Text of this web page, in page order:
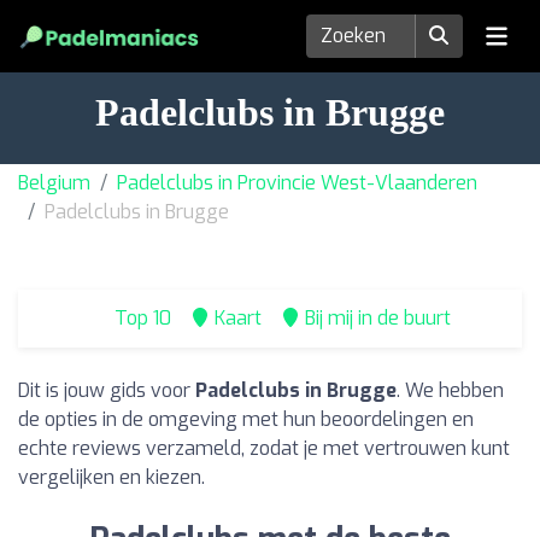
Padelclubs in Brugge
Belgium
Padelclubs in Provincie West-Vlaanderen
Padelclubs in Brugge
Top 10 Kaart Bij mij in de buurt
Dit is jouw gids voor Padelclubs in Brugge. We hebben
de opties in de omgeving met hun beoordelingen en
echte reviews verzameld, zodat je met vertrouwen kunt
vergelijken en kiezen.